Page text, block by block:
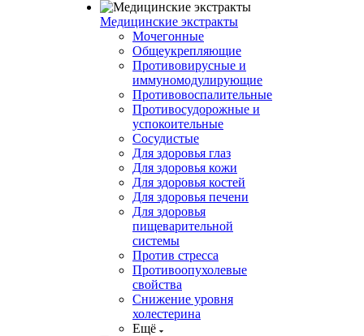
Медицинские экстракты
Мочегонные
Общеукрепляющие
Противовирусные и
иммуномодулирующие
Противовоспалительные
Противосудорожные и
успокоительные
Сосудистые
Для здоровья глаз
Для здоровья кожи
Для здоровья костей
Для здоровья печени
Для здоровья
пищеварительной
системы
Против стресса
Противоопухолевые
свойства
Снижение уровня
холестерина
Ещё